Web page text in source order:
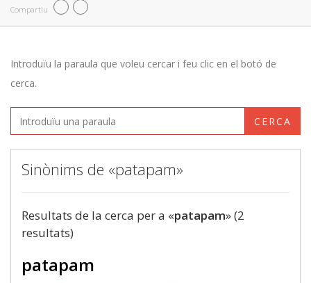
Compartiu
Introduïu la paraula que voleu cercar i feu clic en el botó de
cerca.
CERCA
Sinònims de «patapam»
Resultats de la cerca per a «patapam» (2
resultats)
patapam